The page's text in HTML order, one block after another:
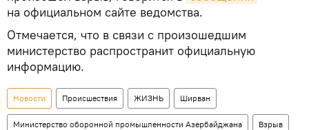
на официальном сайте ведомства.
Отмечается, что в связи с произошедшим
министерство распространит официальную
информацию.
Новости Происшествия ЖИЗНЬ Ширван
Министерство оборонной промышленности Азербайджана Взрыв